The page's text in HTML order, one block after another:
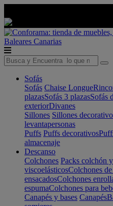
Baleares Canarias
Sofás
Sofás Chaise Longue
plazasSofás 3 plazasSofás
exteriorDivanes
Sillones Sillones
levantapersonas
Puffs Puffs decorativos
almacenaje
Descanso
Colchones Packs colchón
viscoelásticosColchones
ensacadosColchones
espumaColchones para
Canapés y bases Canapés